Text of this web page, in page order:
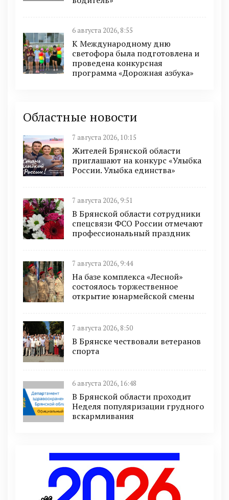
6 августа 2026, 8:55
К Международному дню
светофора была подготовлена и
проведена конкурсная
программа «Дорожная азбука»
Областные новости
7 августа 2026, 10:15
Жителей Брянской области
приглашают на конкурс «Улыбка
России. Улыбка единства»
7 августа 2026, 9:51
В Брянской области сотрудники
спецсвязи ФСО России отмечают
профессиональный праздник
7 августа 2026, 9:44
На базе комплекса «Лесной»
состоялось торжественное
открытие юнармейской смены
7 августа 2026, 8:50
В Брянске чествовали ветеранов
спорта
6 августа 2026, 16:48
В Брянской области проходит
Неделя популяризации грудного
вскармливания